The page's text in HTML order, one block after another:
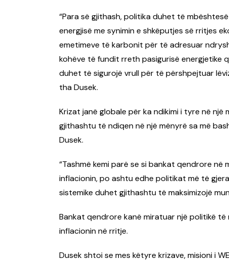
“Para së gjithash, politika duhet të
energjisë me synimin e shkëputjes së rritjes
emetimeve të karbonit për të adresuar
kohëve të fundit rreth pasigurisë energjetike
duhet të sigurojë vrull për të përshpejtuar
tha Dusek.
Krizat janë globale për ka ndikimi i tyre në
gjithashtu të ndiqen në një mënyrë sa më
Dusek.
“Tashmë kemi parë se si bankat qendrore
inflacionin, po ashtu edhe politikat më të
sistemike duhet gjithashtu të maksimizojë
Bankat qendrore kanë miratuar një politikë
inflacionin në rritje.
Dusek shtoi se mes këtyre krizave, misioni i